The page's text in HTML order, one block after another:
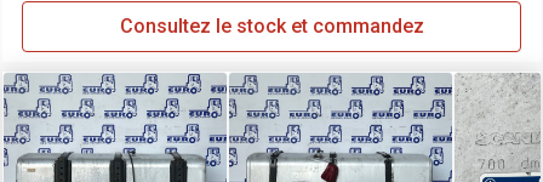
Consultez le stock et commandez